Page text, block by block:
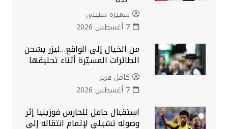
سميرة سنيني
7 أغسطس 2026
من الخيال إلى الواقع…ليزر يشحن
الطائرات المسيّرة أثناء تحليقها
كامل فزيز
7 أغسطس 2026
استقبال حافل للحارس فوزينيا إثر
وصوله تشيلي لإتمام انتقاله إلى